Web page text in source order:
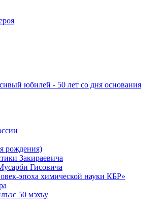
юбилей - 50 лет со дня основания
рождения)
Закираевича
Гисовича
эпоха химической науки КБР»
50 мэхъу